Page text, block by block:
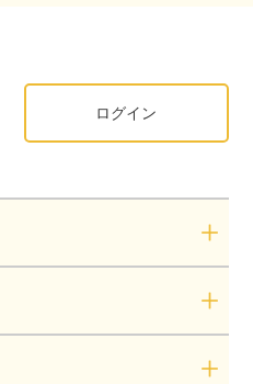
ログイン